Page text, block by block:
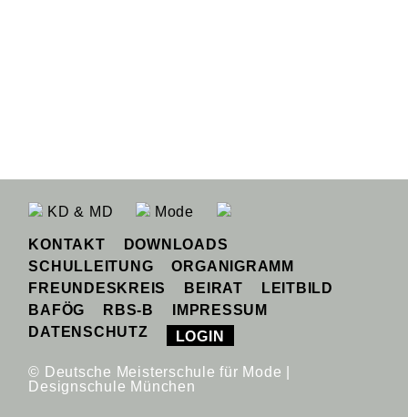
KD & MD Mode
KONTAKT
DOWNLOADS
SCHULLEITUNG
ORGANIGRAMM
FREUNDESKREIS
BEIRAT
LEITBILD
BAFÖG
RBS-B
IMPRESSUM
DATENSCHUTZ
LOGIN
© Deutsche Meisterschule für Mode |
Designschule München